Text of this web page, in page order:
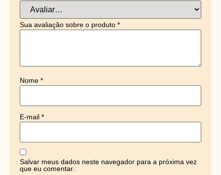
Sua avaliação sobre o produto *
Nome *
E-mail *
Salvar meus dados neste navegador para a próxima vez
que eu comentar.